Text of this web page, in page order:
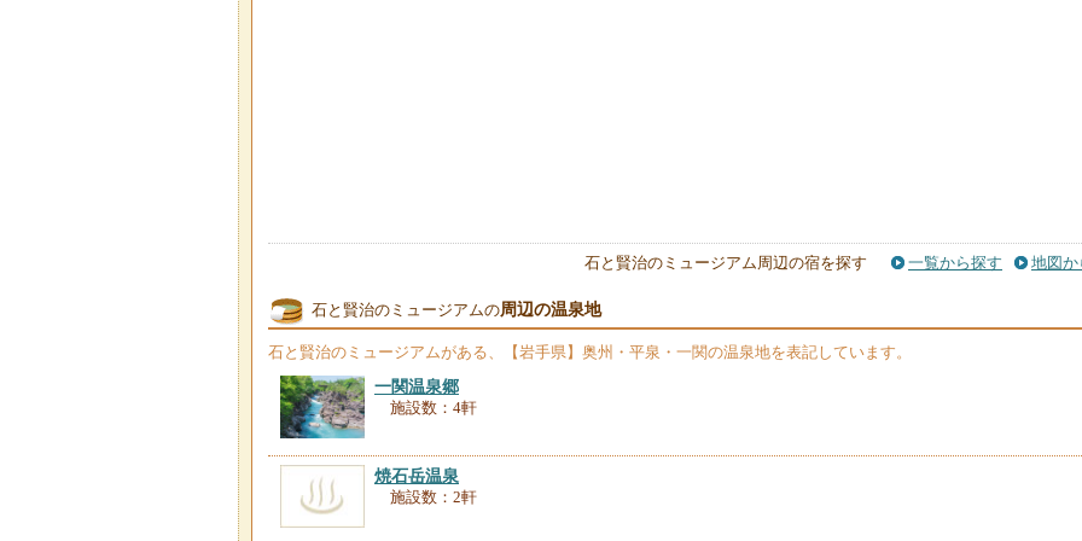
石と賢治のミュージアム周辺の宿を探す 一覧から探す 地図か
石と賢治のミュージアムの周辺の温泉地
石と賢治のミュージアムがある、【岩手県】奥州・平泉・一関の温泉地を表記しています。
一関温泉郷
施設数：4軒
焼石岳温泉
施設数：2軒